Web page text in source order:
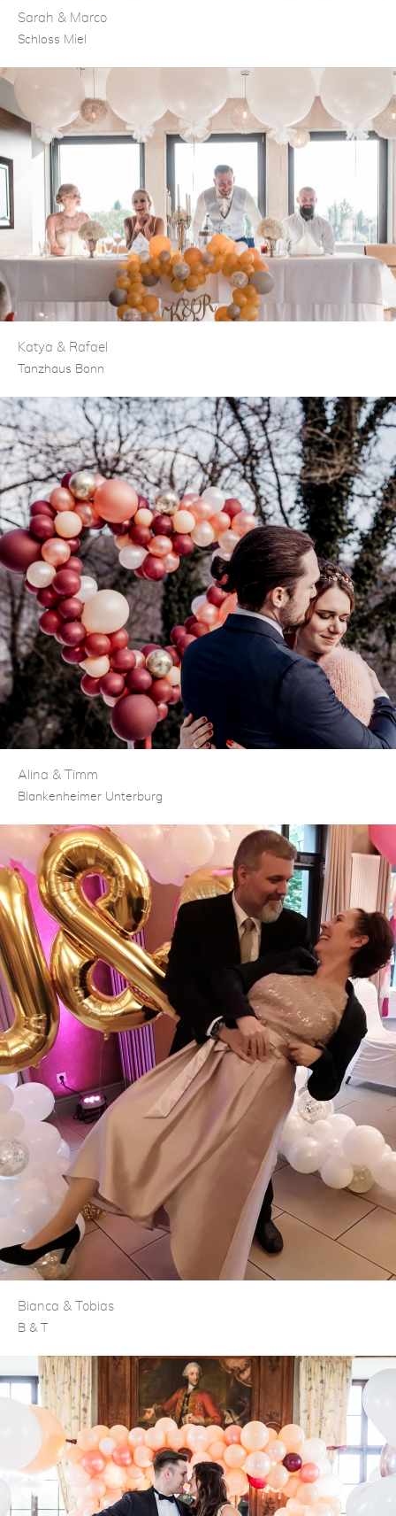
Sarah & Marco
Schloss Miel
Katya & Rafael
Tanzhaus Bonn
Alina & Timm
Blankenheimer Unterburg
Bianca & Tobias
B & T